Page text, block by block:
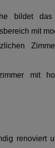
bildet
mit
mit
renoviert